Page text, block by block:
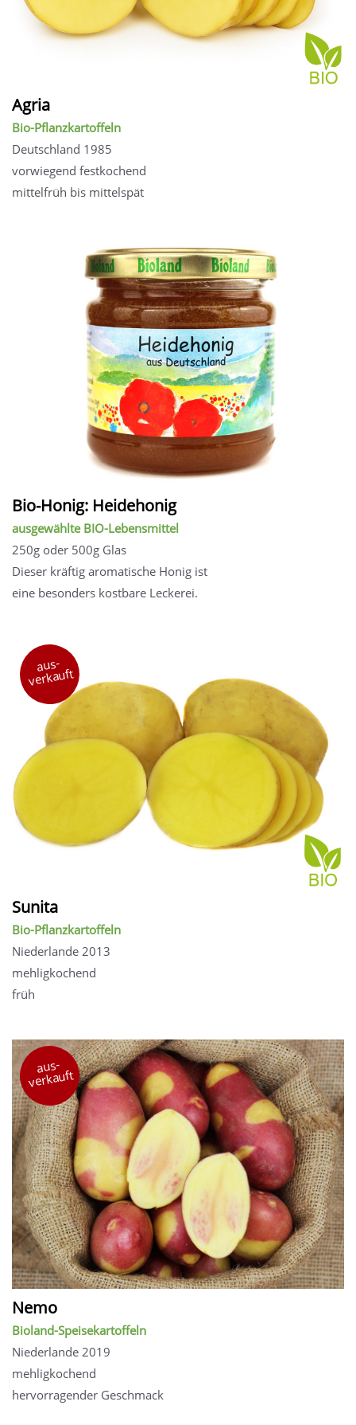
Agria
Bio-Pflanzkartoffeln
Deutschland 1985
vorwiegend festkochend
mittelfrüh bis mittelspät
Bio-Honig: Heidehonig
ausgewählte BIO-Lebensmittel
250g oder 500g Glas
Dieser kräftig aromatische Honig ist
eine besonders kostbare Leckerei.
aus-
verkauft
Sunita
Bio-Pflanzkartoffeln
Niederlande 2013
mehligkochend
früh
aus-
verkauft
Nemo
Bioland-Speisekartoffeln
Niederlande 2019
mehligkochend
hervorragender Geschmack